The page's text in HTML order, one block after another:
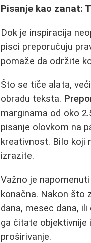
Pisanje kao zanat:
Dok je inspiracija
pisci preporučuju
pomaže da održite
Što se tiče alata,
obradu teksta.
marginama od oko
pisanje olovkom na
kreativnost. Bilo koji
izrazite.
Važno je
konačna. Nakon što
dana, mesec dana,
ga čitate objektivnije
proširivanje.